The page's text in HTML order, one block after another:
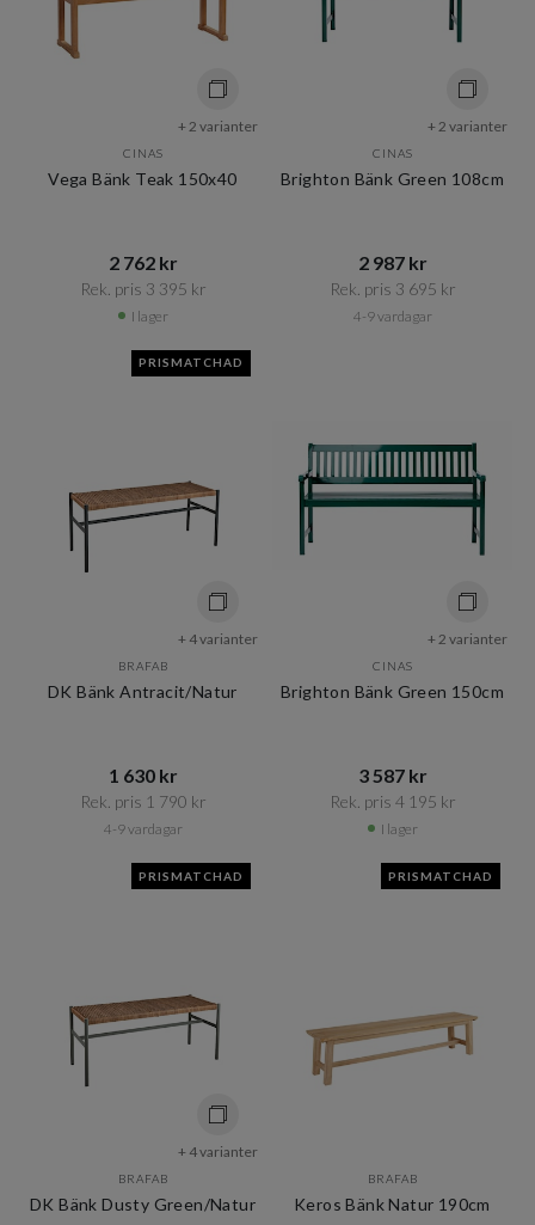
+ 2 varianter
CINAS
Vega Bänk Teak 150x40
2 762 kr​​
Rek. pris 3 395 kr​​
I lager
+ 2 varianter
CINAS
Brighton Bänk Green 108cm
2 987 kr​​
Rek. pris 3 695 kr​​
4-9 vardagar
PRISMATCHAD
+ 4 varianter
BRAFAB
DK Bänk Antracit/Natur
1 630 kr​​
Rek. pris 1 790 kr​​
4-9 vardagar
+ 2 varianter
CINAS
Brighton Bänk Green 150cm
3 587 kr​​
Rek. pris 4 195 kr​​
I lager
PRISMATCHAD
+ 4 varianter
BRAFAB
DK Bänk Dusty Green/Natur
PRISMATCHAD
BRAFAB
Keros Bänk Natur 190cm